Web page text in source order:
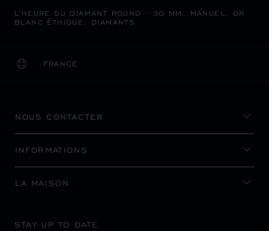
L'HEURE DU DIAMANT ROUND - 30 MM, MANUEL, OR
BLANC ÉTHIQUE, DIAMANTS
FRANCE
LOCALISATION (CHANGER DE PAYS)
CHANGER DE PAYS
NOUS CONTACTER
INFORMATIONS
LA MAISON
STAY UP TO DATE